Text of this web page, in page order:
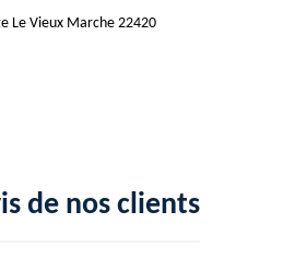
Le Vieux Marche 22420
de nos clients